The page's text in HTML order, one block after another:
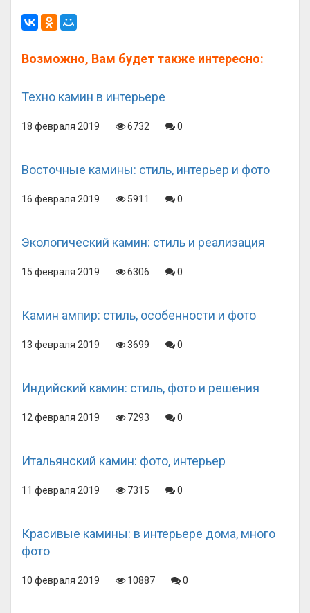
Возможно, Вам будет также интересно:
Техно камин в интерьере
18 февраля 2019 6732 0
Восточные камины: стиль, интерьер и фото
16 февраля 2019 5911 0
Экологический камин: стиль и реализация
15 февраля 2019 6306 0
Камин ампир: стиль, особенности и фото
13 февраля 2019 3699 0
Индийский камин: стиль, фото и решения
12 февраля 2019 7293 0
Итальянский камин: фото, интерьер
11 февраля 2019 7315 0
Красивые камины: в интерьере дома, много
фото
10 февраля 2019 10887 0